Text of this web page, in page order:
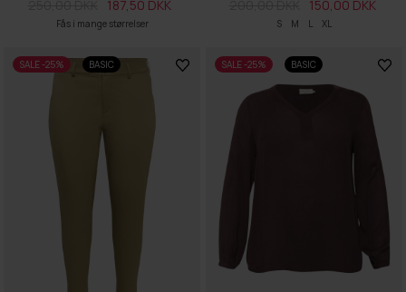
Fås i mange størrelser
187,50 DKK
S M L XL
150,00 DKK
SALE -25% BASIC SALE -25% BASIC